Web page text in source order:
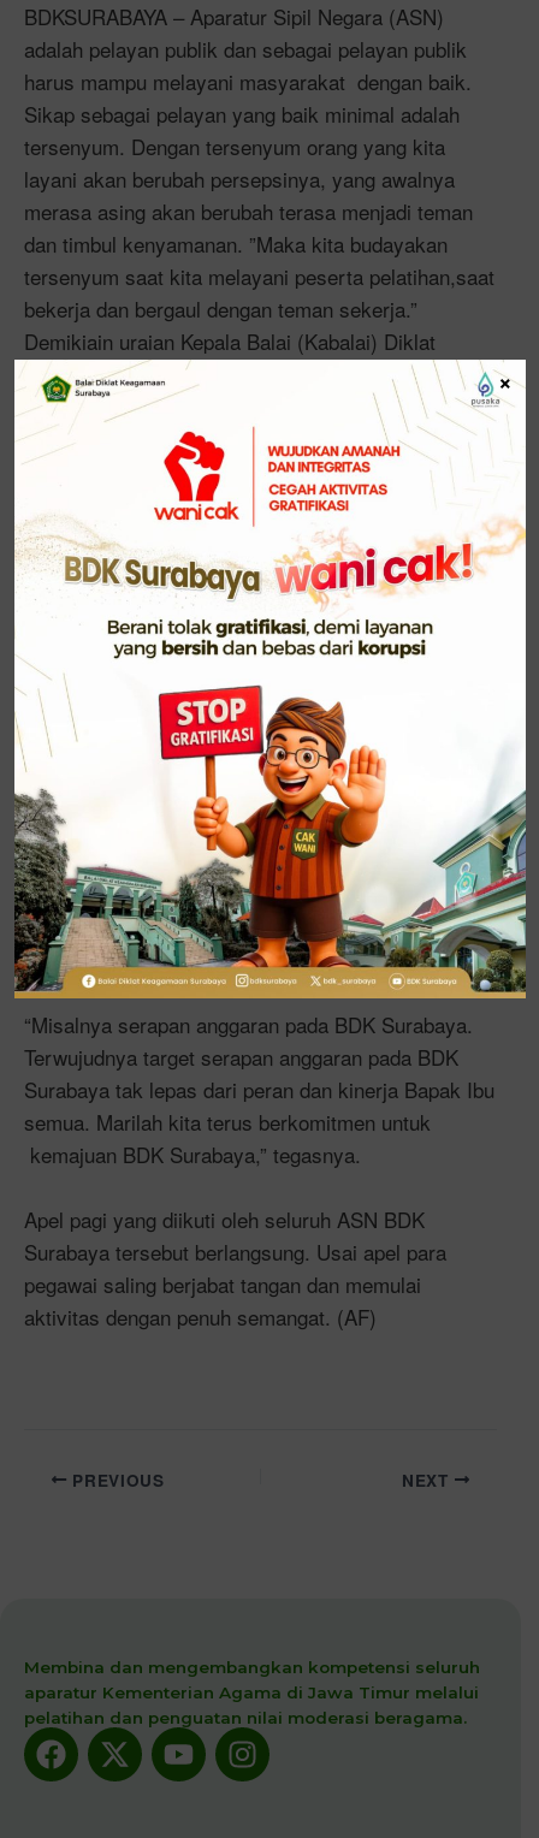
BDKSURABAYA – Aparatur Sipil Negara (ASN)
adalah pelayan publik dan sebagai pelayan publik
harus mampu melayani masyarakat dengan baik.
Sikap sebagai pelayan yang baik minimal adalah
tersenyum. Dengan tersenyum orang yang kita
layani akan berubah persepsinya, yang awalnya
merasa asing akan berubah terasa menjadi teman
dan timbul kenyamanan. ”Maka kita budayakan
tersenyum saat kita melayani peserta pelatihan,saat
bekerja dan bergaul dengan teman sekerja.”
Demikiain uraian Kepala Balai (Kabalai) Diklat
Keagamaan (BDK) Surabaya, H. Japar ketika
memberikan pembinaan apel pagi. (08/05/2023).
Di samping itu, ia mengingatkan kembali agar ASN
BDK Surabaya mempunyai komitmen organisasional
yang tinggi; sehingga tiap pegawai secara bersama-
sama mendukung tujuan organisasi. Caranya,
dengan meningkatkan kedisiplinan, bersikap dan
berperilaku sesuai dengan regulasi dan etika yang
ada serta bekerja sesuai dengan tugas dan
fungsinya.
Menurutnya, semakin tinggi komitmen
organisasional pada diri pegawai, semakin tinggi
pula kinerjanya sehingga akan memberikan
sumbangan pada tingginya kinerja organisasi.
Keterlibatannya dalam program dan kegiatan
organisasi akan mempercepat orgaisasi mencapai
tujuannya.
“Misalnya serapan anggaran pada BDK Surabaya.
Terwujudnya target serapan anggaran pada BDK
Surabaya tak lepas dari peran dan kinerja Bapak Ibu
semua. Marilah kita terus berkomitmen untuk
kemajuan BDK Surabaya,” tegasnya.
Apel pagi yang diikuti oleh seluruh ASN BDK
Surabaya tersebut berlangsung. Usai apel para
pegawai saling berjabat tangan dan memulai
aktivitas dengan penuh semangat. (AF)
PREVIOUS NEXT
Membina dan mengembangkan kompetensi seluruh
aparatur Kementerian Agama di Jawa Timur melalui
pelatihan dan penguatan nilai moderasi beragama.
Facebook
X-
twitter
YoutubeInstagram
×